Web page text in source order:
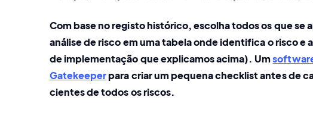
Com base no registo histórico, escolha todos os que se
análise de risco em uma tabela onde identifica o risco
de implementação que explicamos acima). Um
Gatekeeper para criar um pequena checklist antes de
cientes de todos os riscos.